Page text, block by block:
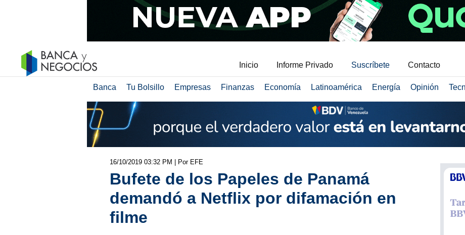
Inicio Informe Privado Suscríbete Contacto
Banca Tu Bolsillo Empresas Finanzas Economía Latinoamérica Energía Opinión
16/10/2019 03:32 PM | Por EFE
Bufete de los Papeles de Panamá
demandó a Netflix por difamación en
filme